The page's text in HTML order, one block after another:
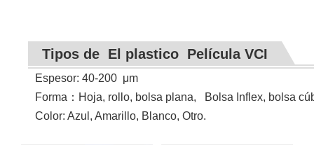
Tipos de El plastico Película VCI
Espesor: 40-200 μm
Forma ： Hoja, rollo, bolsa plana, Bolsa Inflex, bolsa
Color: Azul, Amarillo, Blanco, Otro.